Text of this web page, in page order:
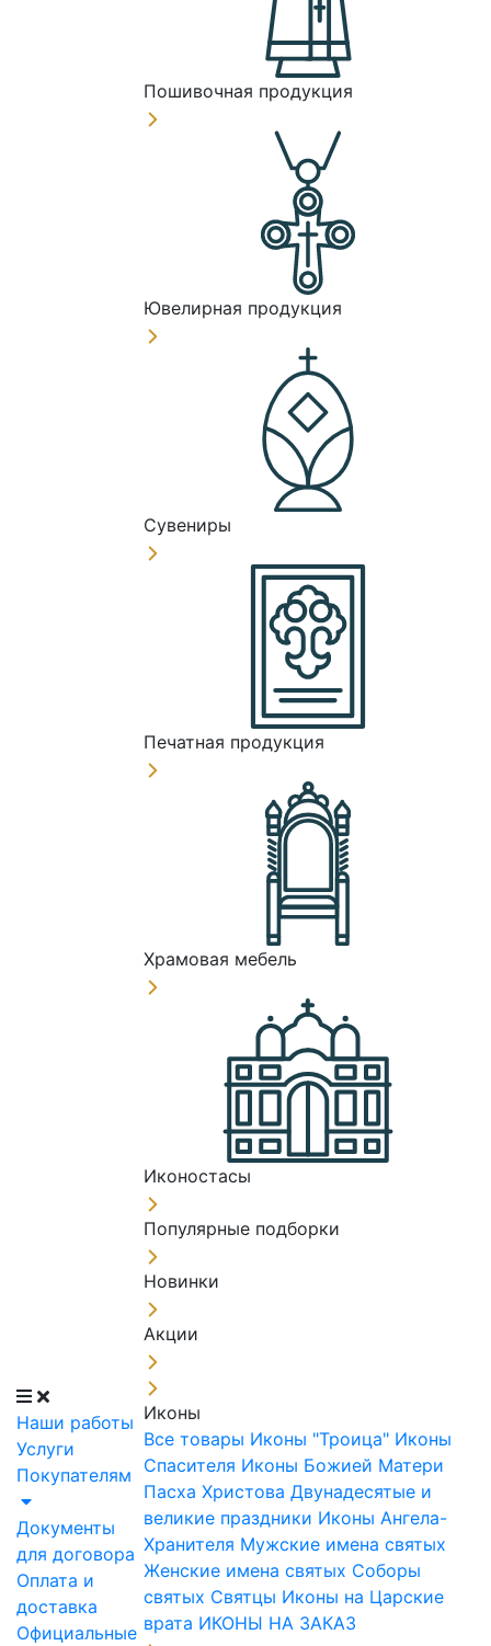
Наши работы
Услуги
Покупателям
Документы
для договора
Оплата и
доставка
Официальные
Пошивочная продукция
Ювелирная продукция
Сувениры
Печатная продукция
Храмовая мебель
Иконостасы
Популярные подборки
Новинки
Акции
Иконы
Все товары Иконы "Троица" Иконы
Спасителя Иконы Божией Матери
Пасха Христова Двунадесятые и
великие праздники Иконы Ангела-
Хранителя Мужские имена святых
Женские имена святых Соборы
святых Святцы Иконы на Царские
врата ИКОНЫ НА ЗАКАЗ